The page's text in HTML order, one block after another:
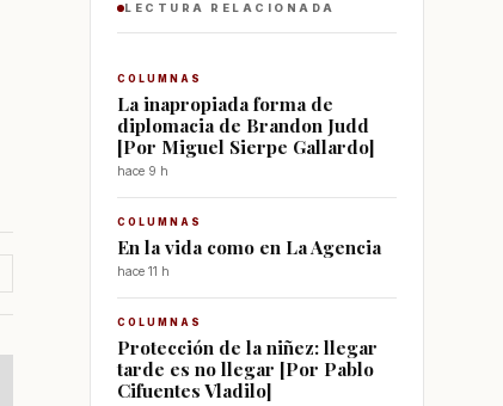
LECTURA RELACIONADA
COLUMNAS
La inapropiada forma de
diplomacia de Brandon Judd
[Por Miguel Sierpe Gallardo]
hace 9 h
COLUMNAS
En la vida como en La Agencia
hace 11 h
COLUMNAS
Protección de la niñez: llegar
tarde es no llegar [Por Pablo
Cifuentes Vladilo]